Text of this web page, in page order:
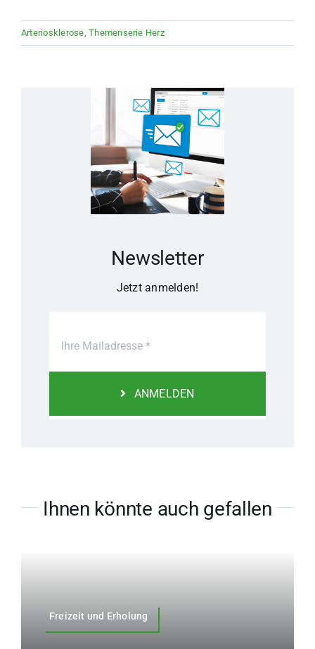
Arteriosklerose,Themenserie Herz
Newsletter
Jetzt anmelden!
ANMELDEN
Ihnen könnte auch gefallen
Freizeit und Erholung